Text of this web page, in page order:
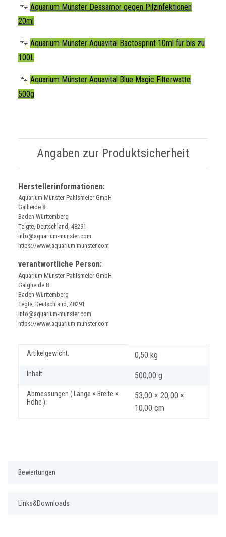
🐾 Aquarium Münster Dessamor gegen Pilzinfektionen
20ml
🐾 Aquarium Münster Aquavital Bactosprint 10ml für bis zu
100L
🐾 Aquarium Münster Aquavital Blue Magic Filterwatte
500g
Angaben zur Produktsicherheit
Herstellerinformationen:
Aquarium Münster Pahlsmeier GmbH
Galheide 8
Baden-Württemberg
Telgte, Deutschland, 48291
info@aquarium-munster.com
https://www.aquarium-munster.com
verantwortliche Person:
Aquarium Münster Pahlsmeier GmbH
Galgheide 8
Baden-Württemberg
Tegte, Deutschland, 48291
info@aquarium-munster.com
https://www.aquarium-munster.com
Produkteigenschaft
Wert
Artikelgewicht: 0,50 kg
Inhalt: 500,00 g
Abmessungen ( Länge × Breite ×
Höhe ):
53,00 × 20,00 ×
10,00 cm
Bewertungen
Links&Downloads